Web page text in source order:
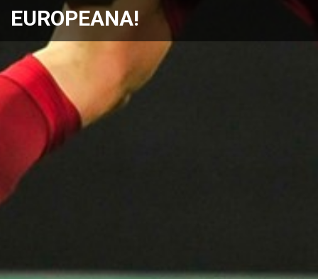
EUROPEANA!